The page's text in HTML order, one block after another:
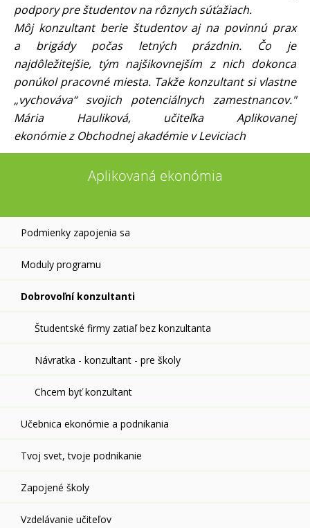
podpory pre študentov na rôznych súťažiach.
Môj konzultant berie študentov aj na povinnú prax
a brigády počas letných prázdnin. Čo je
najdôležitejšie, tým najšikovnejším z nich dokonca
ponúkol pracovné miesta. Takže konzultant si vlastne
„vychováva“ svojich potenciálnych zamestnancov."
Mária Hauliková, učiteľka Aplikovanej
ekonómie z Obchodnej akadémie v Leviciach
Aplikovaná ekonómia
Podmienky zapojenia sa
Moduly programu
Dobrovoľní konzultanti
Študentské firmy zatiaľ bez konzultanta
Návratka - konzultant - pre školy
Chcem byť konzultant
Učebnica ekonómie a podnikania
Tvoj svet, tvoje podnikanie
Zapojené školy
Vzdelávanie učiteľov